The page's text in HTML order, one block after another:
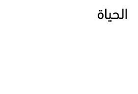
الحياة